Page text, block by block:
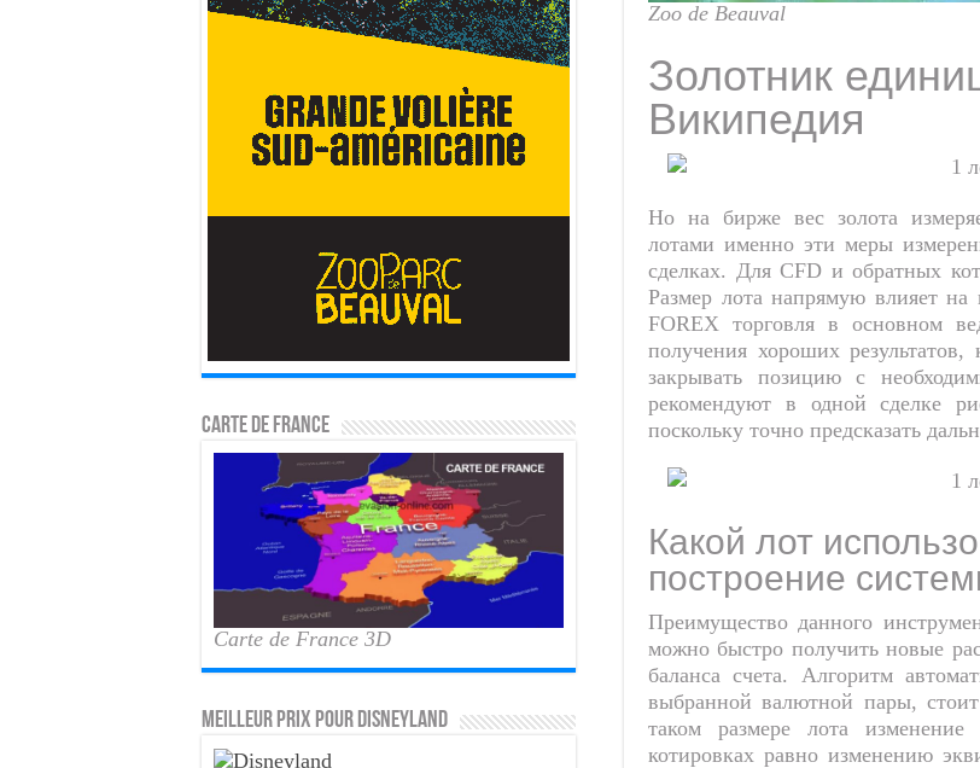
Zoo de Beauval
Золотник
Википедия
Но на бирже вес золота
лотами именно эти меры
сделках. Для CFD и обратных
Размер лота напрямую влияет
FOREX торговля в основном
получения хороших
закрывать позицию с
рекомендуют в одной сделке
поскольку точно предсказать
Какой лот
построение
Преимущество данного
можно быстро получить новые
баланса счета. Алгоритм
выбранной валютной пары,
таком размере лота
котировках равно изменению
Carte de France
Carte de France 3D
MEILLEUR PRIX POUR DISNEYLAND